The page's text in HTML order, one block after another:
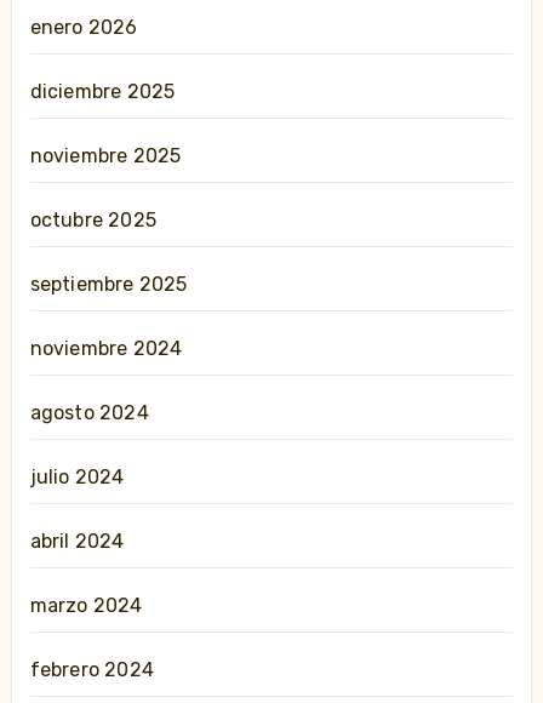
enero 2026
diciembre 2025
noviembre 2025
octubre 2025
septiembre 2025
noviembre 2024
agosto 2024
julio 2024
abril 2024
marzo 2024
febrero 2024